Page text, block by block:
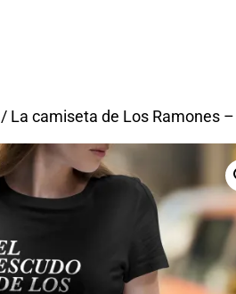
/ La camiseta de Los Ramones